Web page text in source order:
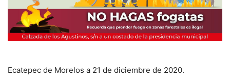
Ecatepec de Morelos a 21 de diciembre de 2020.